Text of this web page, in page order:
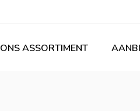
ONS ASSORTIMENT